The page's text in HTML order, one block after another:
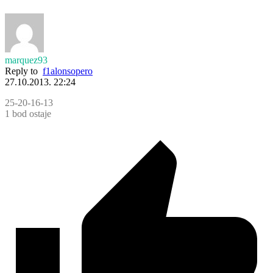
marquez93
Reply to f1alonsopero
27.10.2013. 22:24
25-20-16-13
1 bod ostaje